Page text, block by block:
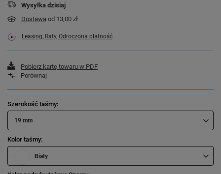
Wysyłka dzisiaj
Dostawa od 13,00 zł
Leasing, Raty, Odroczona płatność
Pobierz kartę towaru w PDF
Porównaj
Szerokość taśmy
19 mm
Kolor taśmy
Biały